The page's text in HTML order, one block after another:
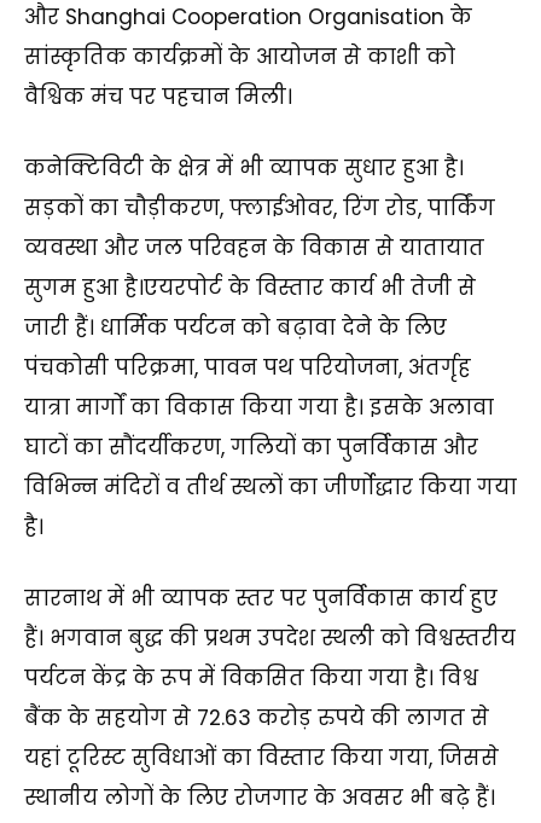
और Shanghai Cooperation Organisation के
सांस्कृतिक कार्यक्रमों के आयोजन से काशी को
वैश्विक मंच पर पहचान मिली।
कनेक्टिविटी के क्षेत्र में भी व्यापक सुधार हुआ है।
सड़कों का चौड़ीकरण, फ्लाईओवर, रिंग रोड, पार्किंग
व्यवस्था और जल परिवहन के विकास से यातायात
सुगम हुआ है।एयरपोर्ट के विस्तार कार्य भी तेजी से
जारी हैं। धार्मिक पर्यटन को बढ़ावा देने के लिए
पंचकोसी परिक्रमा, पावन पथ परियोजना, अंतर्गृह
यात्रा मार्गों का विकास किया गया है। इसके अलावा
घाटों का सौंदर्यीकरण, गलियों का पुनर्विकास और
विभिन्न मंदिरों व तीर्थ स्थलों का जीर्णोद्धार किया गया
है।
सारनाथ में भी व्यापक स्तर पर पुनर्विकास कार्य हुए
हैं। भगवान बुद्ध की प्रथम उपदेश स्थली को विश्वस्तरीय
पर्यटन केंद्र के रूप में विकसित किया गया है। विश्व
बैंक के सहयोग से 72.63 करोड़ रुपये की लागत से
यहां टूरिस्ट सुविधाओं का विस्तार किया गया, जिससे
स्थानीय लोगों के लिए रोजगार के अवसर भी बढ़े हैं।